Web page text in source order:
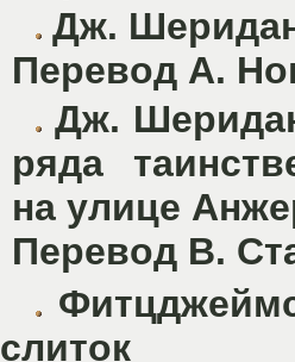
Дж.
Перевод А.
Дж.
ряда
на улице
Перевод В.
слиток